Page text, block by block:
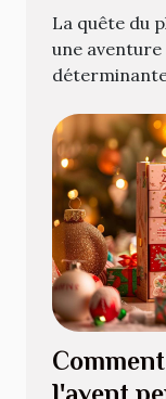
La quête du
une
l'avent